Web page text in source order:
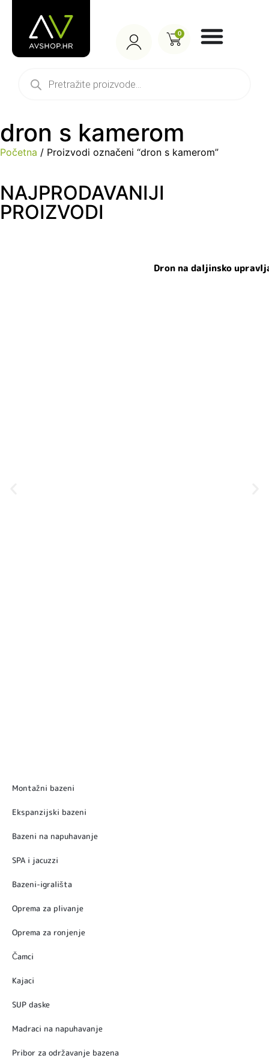
0
dron s kamerom
Početna / Proizvodi označeni “dron s kamerom”
NAJPRODAVANIJI
PROIZVODI
Dron na daljinsko
Montažni bazeni
Ekspanzijski bazeni
Bazeni na napuhavanje
SPA i jacuzzi
Bazeni-igrališta
Oprema za plivanje
Oprema za ronjenje
Čamci
Kajaci
SUP daske
Madraci na napuhavanje
Pribor za održavanje bazena